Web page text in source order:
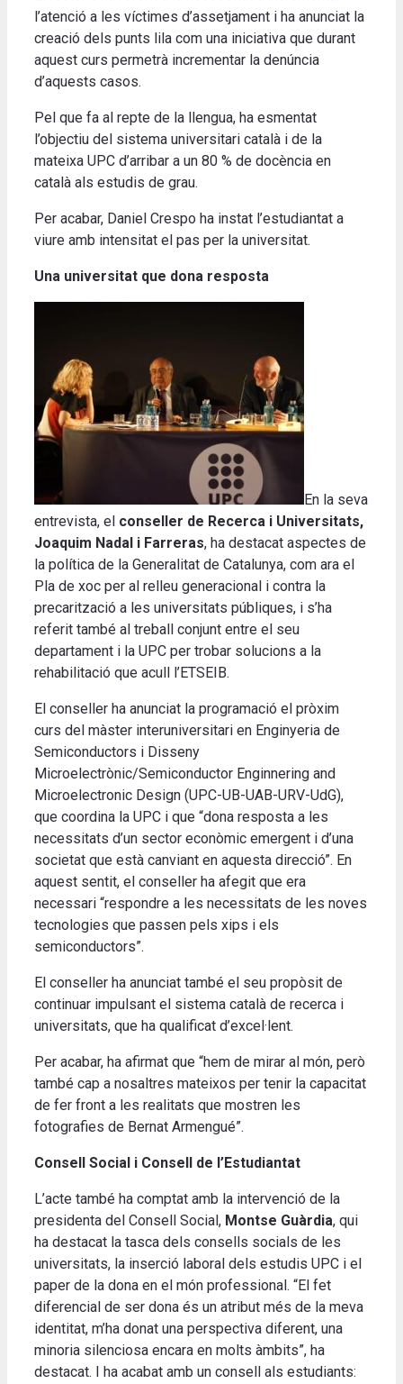
l’atenció a les víctimes d’assetjament i ha anunciat la
creació dels punts lila com una iniciativa que durant
aquest curs permetrà incrementar la denúncia
d’aquests casos.
Pel que fa al repte de la llengua, ha esmentat
l’objectiu del sistema universitari català i de la
mateixa UPC d’arribar a un 80 % de docència en
català als estudis de grau.
Per acabar, Daniel Crespo ha instat l’estudiantat a
viure amb intensitat el pas per la universitat.
Una universitat que dona resposta
En la seva
entrevista, el conseller de Recerca i Universitats,
Joaquim Nadal i Farreras, ha destacat aspectes de
la política de la Generalitat de Catalunya, com ara el
Pla de xoc per al relleu generacional i contra la
precarització a les universitats públiques, i s’ha
referit també al treball conjunt entre el seu
departament i la UPC per trobar solucions a la
rehabilitació que acull l’ETSEIB.
El conseller ha anunciat la programació el pròxim
curs del màster interuniversitari en Enginyeria de
Semiconductors i Disseny
Microelectrònic/Semiconductor Enginnering and
Microelectronic Design (UPC-UB-UAB-URV-UdG),
que coordina la UPC i que “dona resposta a les
necessitats d’un sector econòmic emergent i d’una
societat que està canviant en aquesta direcció”. En
aquest sentit, el conseller ha afegit que era
necessari “respondre a les necessitats de les noves
tecnologies que passen pels xips i els
semiconductors”.
El conseller ha anunciat també el seu propòsit de
continuar impulsant el sistema català de recerca i
universitats, que ha qualificat d’excel·lent.
Per acabar, ha afirmat que “hem de mirar al món, però
també cap a nosaltres mateixos per tenir la capacitat
de fer front a les realitats que mostren les
fotografies de Bernat Armengué”.
Consell Social i Consell de l’Estudiantat
L’acte també ha comptat amb la intervenció de la
presidenta del Consell Social, Montse Guàrdia, qui
ha destacat la tasca dels consells socials de les
universitats, la inserció laboral dels estudis UPC i el
paper de la dona en el món professional. “El fet
diferencial de ser dona és un atribut més de la meva
identitat, m’ha donat una perspectiva diferent, una
minoria silenciosa encara en molts àmbits”, ha
destacat. I ha acabat amb un consell als estudiants: